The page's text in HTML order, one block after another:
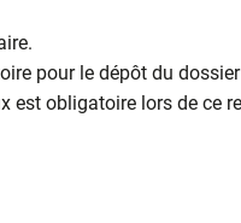
pour le dépôt du
est obligatoire lors de ce